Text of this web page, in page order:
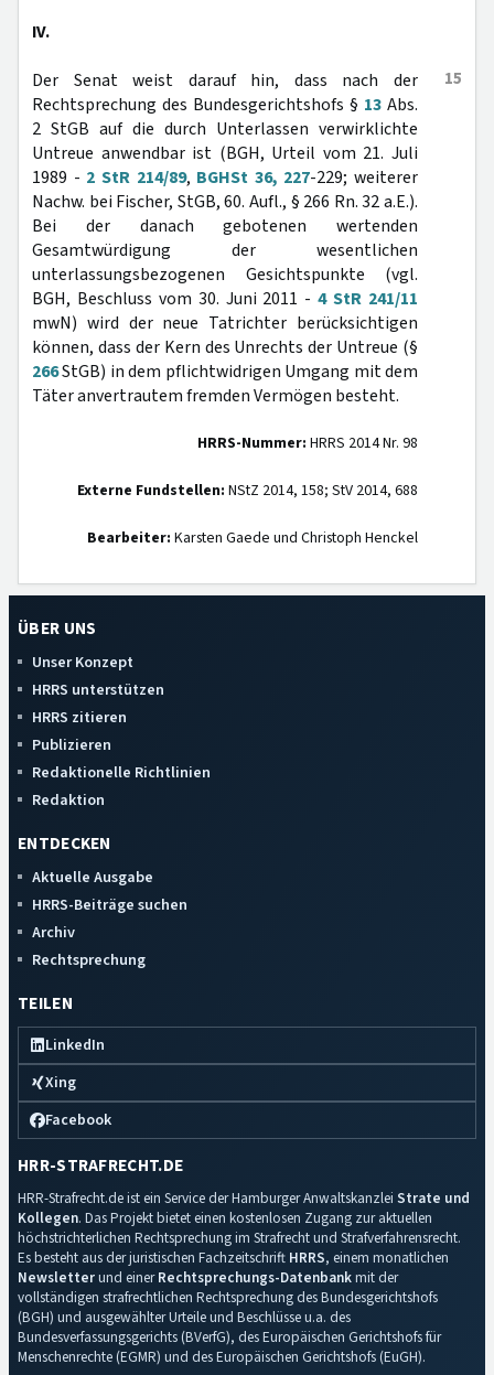
IV.
15
Der Senat weist darauf hin, dass nach der
Rechtsprechung des Bundesgerichtshofs § 13 Abs.
2 StGB auf die durch Unterlassen verwirklichte
Untreue anwendbar ist (BGH, Urteil vom 21. Juli
1989 - 2 StR 214/89, BGHSt 36, 227-229; weiterer
Nachw. bei Fischer, StGB, 60. Aufl., § 266 Rn. 32 a.E.).
Bei der danach gebotenen wertenden
Gesamtwürdigung der wesentlichen
unterlassungsbezogenen Gesichtspunkte (vgl.
BGH, Beschluss vom 30. Juni 2011 -4 StR 241/11
mwN) wird der neue Tatrichter berücksichtigen
können, dass der Kern des Unrechts der Untreue (§
266StGB) in dem pflichtwidrigen Umgang mit dem
Täter anvertrautem fremden Vermögen besteht.
HRRS-Nummer: HRRS 2014 Nr. 98
Externe Fundstellen: NStZ 2014, 158; StV 2014, 688
Bearbeiter: Karsten Gaede und Christoph Henckel
ÜBER UNS
Unser Konzept
HRRS unterstützen
HRRS zitieren
Publizieren
Redaktionelle Richtlinien
Redaktion
ENTDECKEN
Aktuelle Ausgabe
HRRS-Beiträge suchen
Archiv
Rechtsprechung
TEILEN
LinkedIn
Xing
Facebook
HRR-STRAFRECHT.DE
HRR-Strafrecht.de ist ein Service der Hamburger Anwaltskanzlei Strate und
Kollegen. Das Projekt bietet einen kostenlosen Zugang zur aktuellen
höchstrichterlichen Rechtsprechung im Strafrecht und Strafverfahrensrecht.
Es besteht aus der juristischen Fachzeitschrift HRRS, einem monatlichen
Newsletterund einerRechtsprechungs-Datenbankmit der
vollständigen strafrechtlichen Rechtsprechung des Bundesgerichtshofs
(BGH) und ausgewählter Urteile und Beschlüsse u.a. des
Bundesverfassungsgerichts (BVerfG), des Europäischen Gerichtshofs für
Menschenrechte (EGMR) und des Europäischen Gerichtshofs (EuGH).